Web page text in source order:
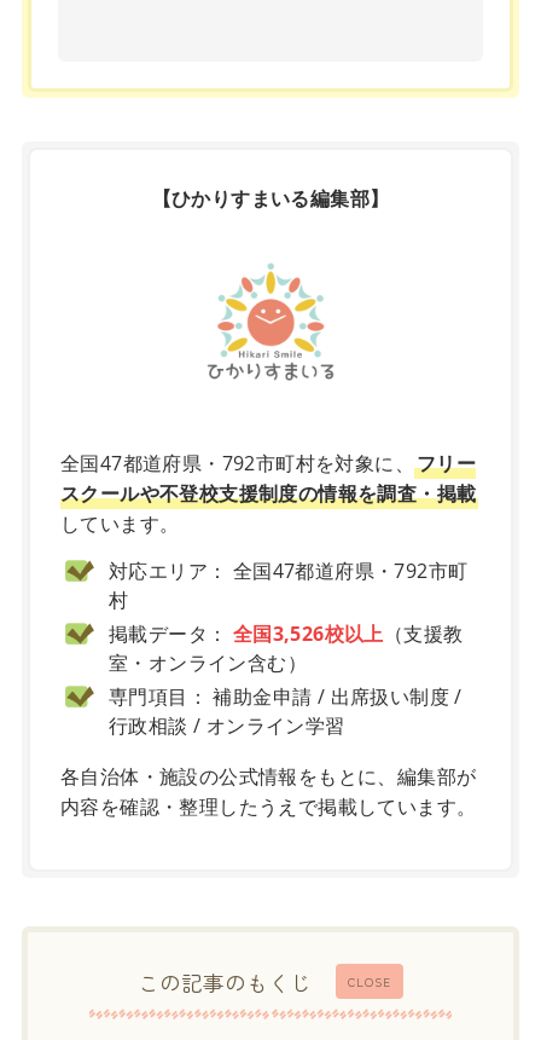
【ひかりすまいる編集部】
全国47都道府県・792市町村を対象に、 フリー
スクールや不登校支援制度の情報を調査・掲載
しています。
対応エリア： 全国47都道府県・792市町
村
掲載データ： 全国3,526校以上 （支援教
室・オンライン含む）
専門項目： 補助金申請 / 出席扱い制度 /
行政相談 / オンライン学習
各自治体・施設の公式情報をもとに、編集部が
内容を確認・整理したうえで掲載しています。
CLOSE
この記事のもくじ